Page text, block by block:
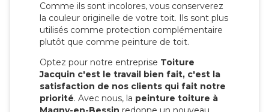
Comme ils sont incolores, vous conserverez
la couleur originelle de votre toit. Ils sont plus
utilisés comme protection complémentaire
plutôt que comme peinture de toit.
Optez pour notre entreprise Toiture
Jacquin c'est le travail bien fait, c'est la
satisfaction de nos clients qui fait notre
priorité. Avec nous, la peinture toiture à